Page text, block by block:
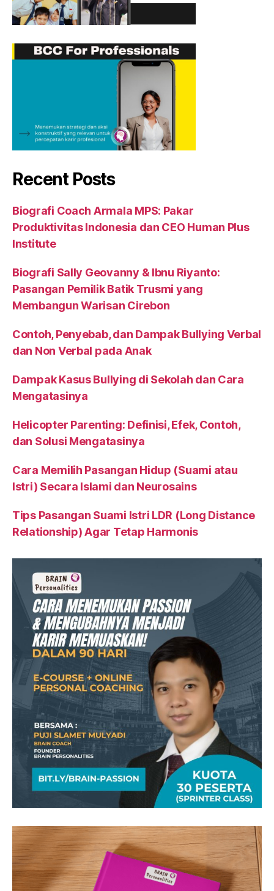
Recent Posts
Biografi Coach Armala MPS: Pakar
Produktivitas Indonesia dan CEO Human Plus
Institute
Biografi Sally Geovanny & Ibnu Riyanto:
Pasangan Pemilik Batik Trusmi yang
Membangun Warisan Cirebon
Contoh, Penyebab, dan Dampak Bullying Verbal
dan Non Verbal pada Anak
Dampak Kasus Bullying di Sekolah dan Cara
Mengatasinya
Helicopter Parenting: Definisi, Efek, Contoh,
dan Solusi Mengatasinya
Cara Memilih Pasangan Hidup (Suami atau
Istri) Secara Islami dan Neurosains
Tips Pasangan Suami Istri LDR (Long Distance
Relationship) Agar Tetap Harmonis